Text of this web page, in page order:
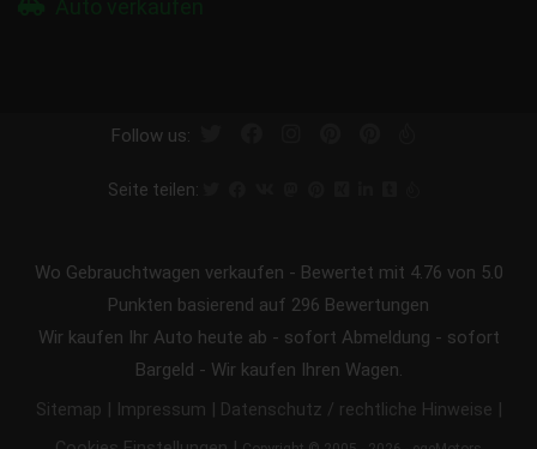
Follow us:
Seite teilen:
Wo Gebrauchtwagen verkaufen - Bewertet mit 4.76 von 5.0
Punkten basierend auf 296 Bewertungen
Wir kaufen Ihr Auto heute ab - sofort Abmeldung - sofort
Bargeld - Wir kaufen Ihren Wagen.
Sitemap | Impressum | Datenschutz / rechtliche Hinweise |